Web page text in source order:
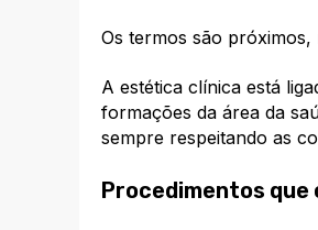
Os termos são
A estética clínica está
formações da área da
sempre respeitando as
Procedimentos